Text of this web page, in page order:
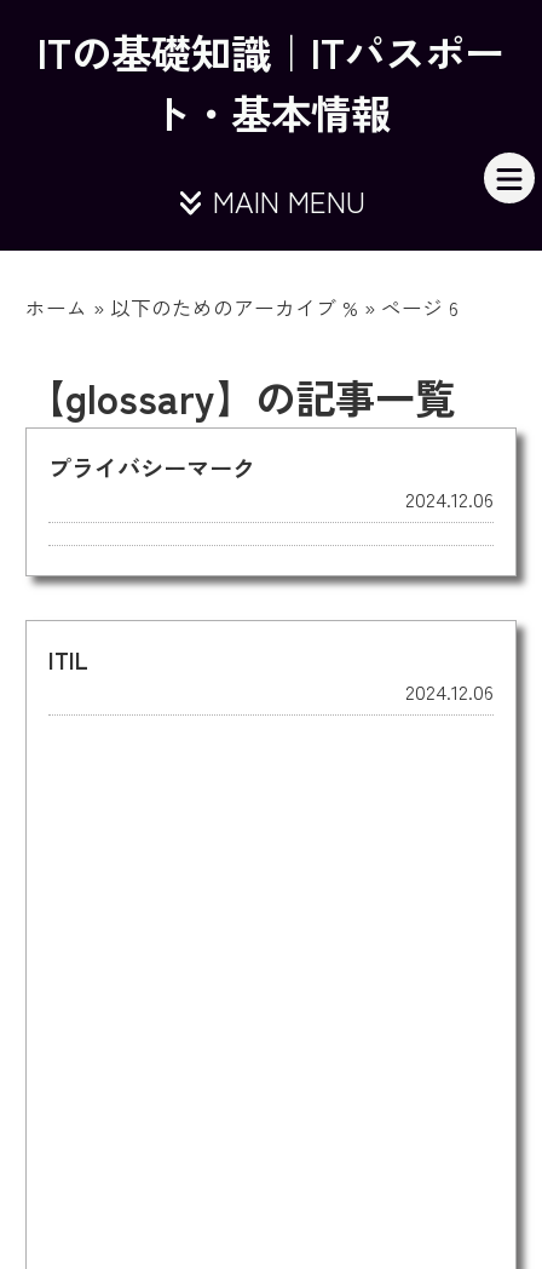
ITの基礎知識｜ITパスポー
ト・基本情報
MAIN MENU
ホーム » 以下のためのアーカイブ % »ページ 6
【glossary】の記事一覧
プライバシーマーク
2024.12.06
ITIL
2024.12.06